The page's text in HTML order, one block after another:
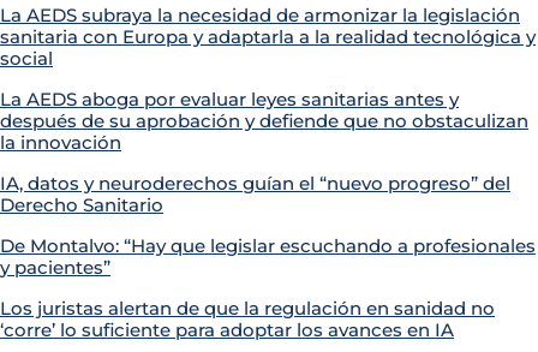
La AEDS subraya la necesidad de armonizar la legislación
sanitaria con Europa y adaptarla a la realidad tecnológica y
social
La AEDS aboga por evaluar leyes sanitarias antes y
después de su aprobación y defiende que no obstaculizan
la innovación
IA, datos y neuroderechos guían el “nuevo progreso” del
Derecho Sanitario
De Montalvo: “Hay que legislar escuchando a profesionales
y pacientes”
Los juristas alertan de que la regulación en sanidad no
‘corre’ lo suficiente para adoptar los avances en IA